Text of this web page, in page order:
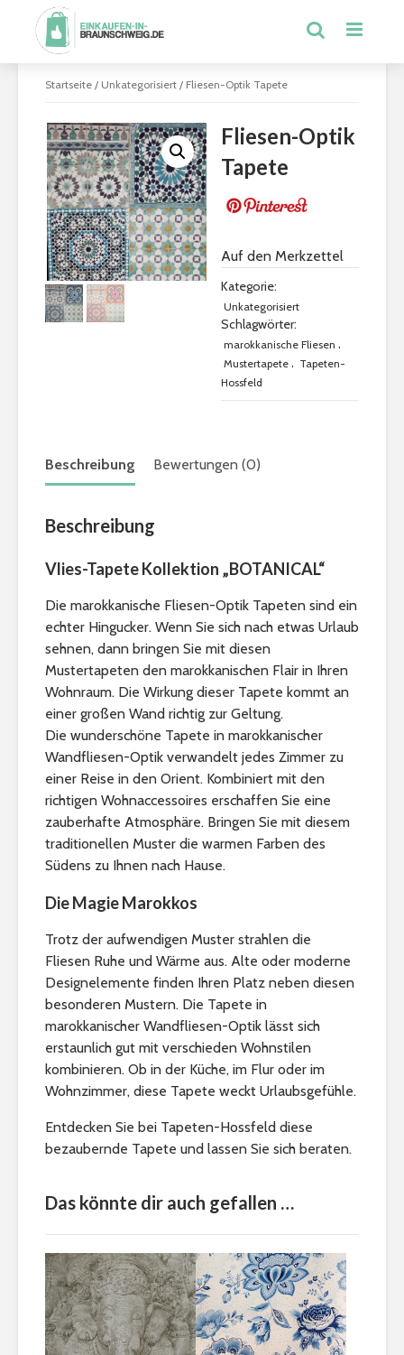
Startseite / Unkategorisiert / Fliesen-Optik Tapete
Fliesen-Optik
Tapete
Auf den Merkzettel
Kategorie:
Unkategorisiert
Schlagwörter:
marokkanische Fliesen ,
Mustertapete , Tapeten-
Hossfeld
Beschreibung Bewertungen (0)
Beschreibung
Vlies-Tapete Kollektion „BOTANICAL“
Die marokkanische Fliesen-Optik Tapeten sind ein
echter Hingucker. Wenn Sie sich nach etwas Urlaub
sehnen, dann bringen Sie mit diesen
Mustertapeten den marokkanischen Flair in Ihren
Wohnraum. Die Wirkung dieser Tapete kommt an
einer großen Wand richtig zur Geltung.
Die wunderschöne Tapete in marokkanischer
Wandfliesen-Optik verwandelt jedes Zimmer zu
einer Reise in den Orient. Kombiniert mit den
richtigen Wohnaccessoires erschaffen Sie eine
zauberhafte Atmosphäre. Bringen Sie mit diesem
traditionellen Muster die warmen Farben des
Südens zu Ihnen nach Hause.
Die Magie Marokkos
Trotz der aufwendigen Muster strahlen die
Fliesen Ruhe und Wärme aus. Alte oder moderne
Designelemente finden Ihren Platz neben diesen
besonderen Mustern. Die Tapete in
marokkanischer Wandfliesen-Optik lässt sich
erstaunlich gut mit verschieden Wohnstilen
kombinieren. Ob in der Küche, im Flur oder im
Wohnzimmer, diese Tapete weckt Urlaubsgefühle.
Entdecken Sie bei Tapeten-Hossfeld diese
bezaubernde Tapete und lassen Sie sich beraten.
Das könnte dir auch gefallen …
Braunschweiger
Produkte
Hexenbesen zum
anbeißen
Teelicht Dekoration
aus Kürbissen